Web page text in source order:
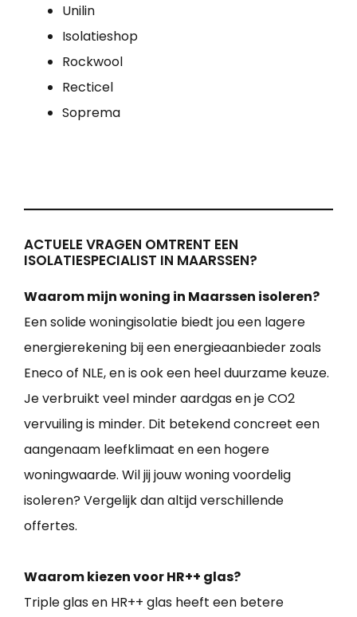
Unilin
Isolatieshop
Rockwool
Recticel
Soprema
ACTUELE VRAGEN OMTRENT EEN
ISOLATIESPECIALIST IN MAARSSEN?
Waarom mijn woning in Maarssen isoleren?
Een solide woningisolatie biedt jou een lagere
energierekening bij een energieaanbieder zoals
Eneco of NLE, en is ook een heel duurzame keuze.
Je verbruikt veel minder aardgas en je CO2
vervuiling is minder. Dit betekend concreet een
aangenaam leefklimaat en een hogere
woningwaarde. Wil jij jouw woning voordelig
isoleren? Vergelijk dan altijd verschillende
offertes.
Waarom kiezen voor HR++ glas?
Triple glas en HR++ glas heeft een betere